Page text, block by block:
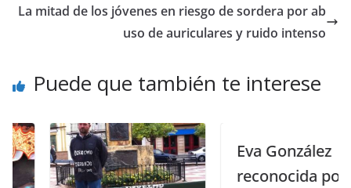
La mitad de los jóvenes en riesgo de sordera por ab
uso de auriculares y ruido intenso
Puede que también te interese
Eva González
reconocida por